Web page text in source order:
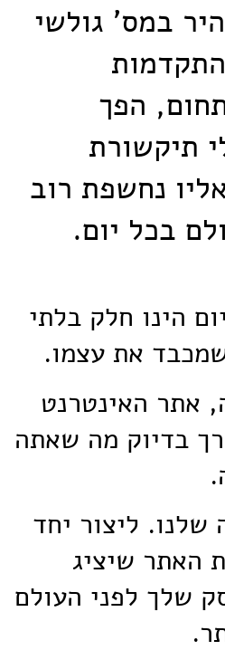
במס' גולשי
הפך
תיקשורת
נחשפת רוב
בכל יום.
הינו חלק בלתי
את עצמו.
אתר האינטרנט
בדיוק מה שאתה
שלנו. ליצור יחד
האתר שיציג
שלך לפני העולם